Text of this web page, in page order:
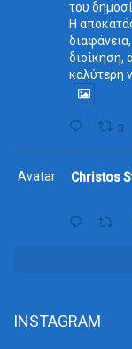
του
Η
διοίκηση,
καλύτερη
3
Avatar Christos
INSTAGRAM